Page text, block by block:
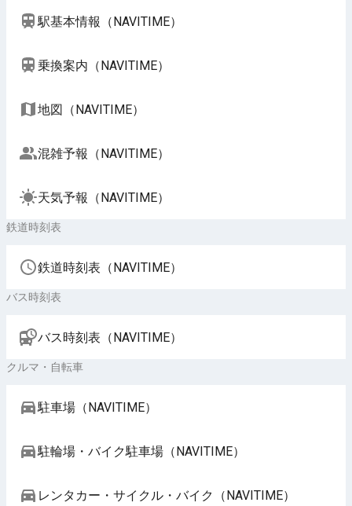
駅基本情報（NAVITIME）
乗換案内（NAVITIME）
地図（NAVITIME）
混雑予報（NAVITIME）
天気予報（NAVITIME）
鉄道時刻表
鉄道時刻表（NAVITIME）
バス時刻表
バス時刻表（NAVITIME）
クルマ・自転車
駐車場（NAVITIME）
駐輪場・バイク駐車場（NAVITIME）
レンタカー・サイクル・バイク（NAVITIME）